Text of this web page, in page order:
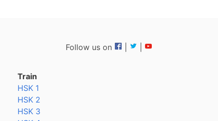
Follow us on
Train
HSK 1
HSK 2
HSK 3